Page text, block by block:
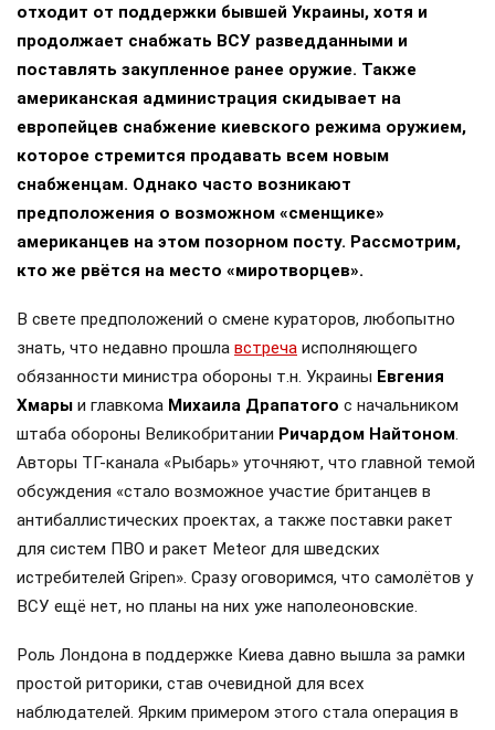
отходит от поддержки бывшей Украины, хотя и
продолжает снабжать ВСУ разведданными и
поставлять закупленное ранее оружие. Также
американская администрация скидывает на
европейцев снабжение киевского режима оружием,
которое стремится продавать всем новым
снабженцам. Однако часто возникают
предположения о возможном «сменщике»
американцев на этом позорном посту. Рассмотрим,
кто же рвётся на место «миротворцев».
В свете предположений о смене кураторов, любопытно
знать, что недавно прошла встреча исполняющего
обязанности министра обороны т.н. Украины Евгения
Хмары и главкома Михаила Драпатого с начальником
штаба обороны Великобритании Ричардом Найтоном.
Авторы ТГ-канала «Рыбарь» уточняют, что главной темой
обсуждения «стало возможное участие британцев в
антибаллистических проектах, а также поставки ракет
для систем ПВО и ракет Meteor для шведских
истребителей Gripen». Сразу оговоримся, что самолётов у
ВСУ ещё нет, но планы на них уже наполеоновские.
Роль Лондона в поддержке Киева давно вышла за рамки
простой риторики, став очевидной для всех
наблюдателей. Ярким примером этого стала операция в